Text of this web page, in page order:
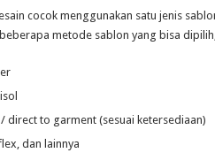
cocok menggunakan satu jenis
metode sablon yang bisa
direct to garment (sesuai ketersediaan)
dan lainnya